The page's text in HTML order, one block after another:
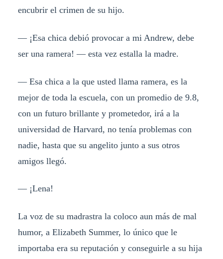
encubrir el crimen de su hijo.
— ¡Esa chica debió provocar a mi Andrew, debe
ser una ramera! — esta vez estalla la madre.
— Esa chica a la que usted llama ramera, es la
mejor de toda la escuela, con un promedio de 9.8,
con un futuro brillante y prometedor, irá a la
universidad de Harvard, no tenía problemas con
nadie, hasta que su angelito junto a sus otros
amigos llegó.
— ¡Lena!
La voz de su madrastra la coloco aun más de mal
humor, a Elizabeth Summer, lo único que le
importaba era su reputación y conseguirle a su hija